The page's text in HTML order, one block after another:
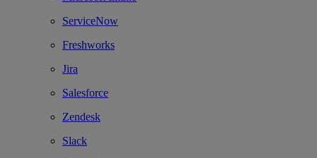
ServiceNow
Freshworks
Jira
Salesforce
Zendesk
Slack